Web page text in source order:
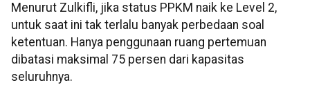
Menurut Zulkifli, jika status PPKM naik ke Level 2,
untuk saat ini tak terlalu banyak perbedaan soal
ketentuan. Hanya penggunaan ruang pertemuan
dibatasi maksimal 75 persen dari kapasitas
seluruhnya.